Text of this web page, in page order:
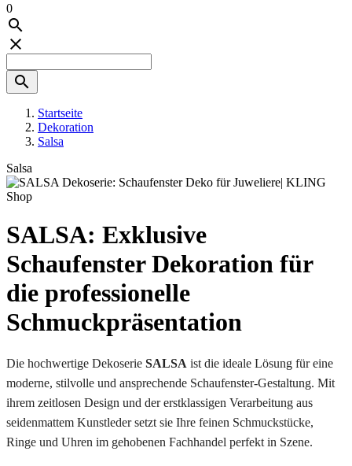
0



Startseite
Dekoration
Salsa
Salsa
SALSA: Exklusive
Schaufenster Dekoration für
die professionelle
Schmuckpräsentation
Die hochwertige Dekoserie SALSA ist die ideale Lösung für eine
moderne, stilvolle und ansprechende Schaufenster-Gestaltung. Mit
ihrem zeitlosen Design und der erstklassigen Verarbeitung aus
seidenmattem Kunstleder setzt sie Ihre feinen Schmuckstücke,
Ringe und Uhren im gehobenen Fachhandel perfekt in Szene.